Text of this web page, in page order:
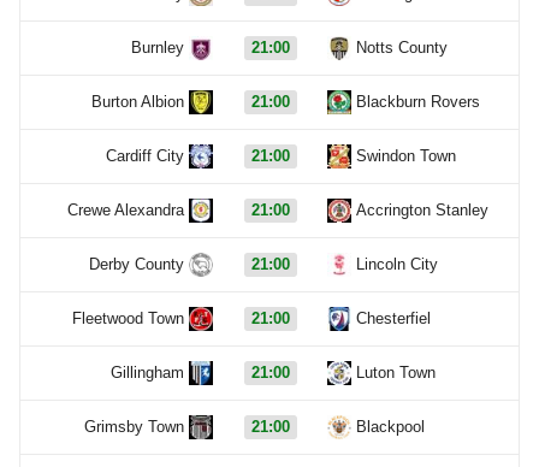
Burnley 21:00 Notts County
Burton Albion 21:00 Blackburn Rovers
Cardiff City 21:00 Swindon Town
Crewe Alexandra 21:00 Accrington Stanley
Derby County 21:00 Lincoln City
Fleetwood Town 21:00 Chesterfiel
Gillingham 21:00 Luton Town
Grimsby Town 21:00 Blackpool